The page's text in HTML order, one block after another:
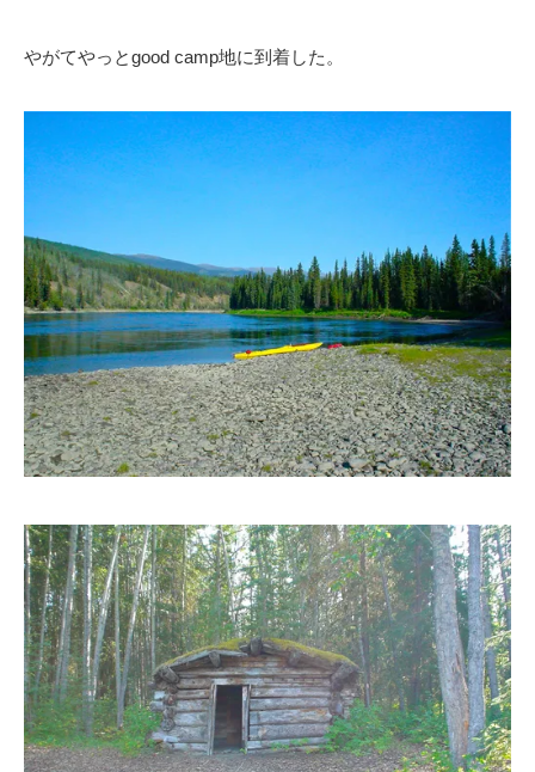
やがてやっとgood camp地に到着した。